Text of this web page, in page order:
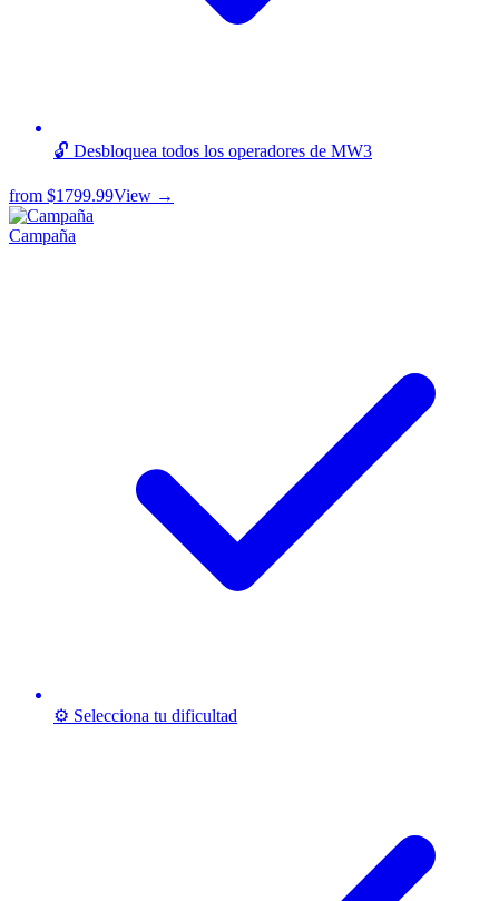
🔓 Desbloquea todos los operadores de MW3
from $1799.99View →
Campaña
⚙️ Selecciona tu dificultad